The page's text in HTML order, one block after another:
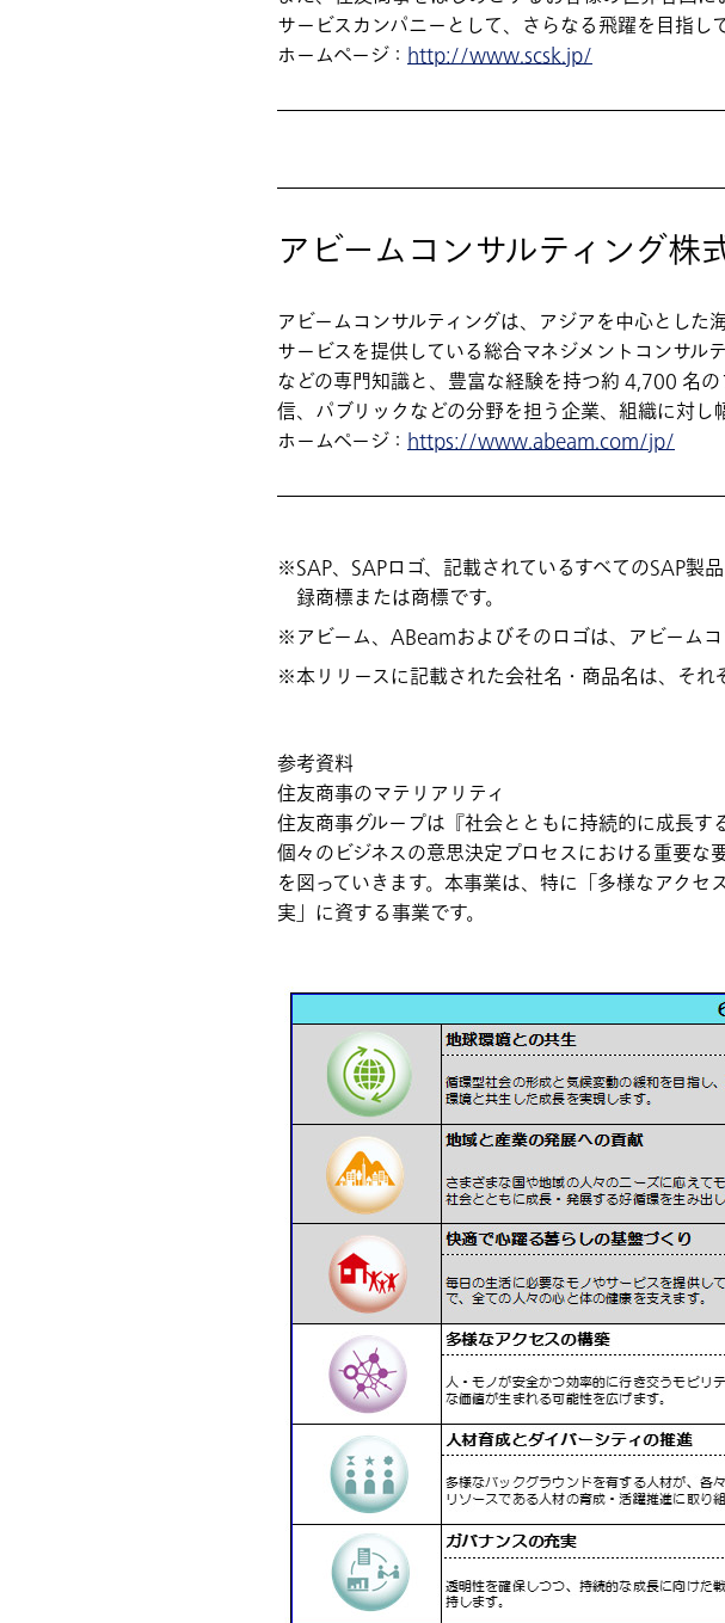
サービスカンパニーとして、さらなる飛躍を目指し
ホームページ： http://www.scsk.jp/
アビームコンサルティング株
アビームコンサルティングは、アジアを中心とした
サービスを提供している総合マネジメントコンサル
などの専門知識と、豊富な経験を持つ約 4,700 名
信、パブリックなどの分野を担う企業、組織に対し
ホームページ： https://www.abeam.com/jp/
SAP、SAPロゴ、記載されているすべてのSAP製
録商標または商標です。
アビーム、ABeamおよびそのロゴは、アビーム
本リリースに記載された会社名・商品名は、それ
参考資料
住友商事のマテリアリティ
住友商事グループは『社会とともに持続的に成長
個々のビジネスの意思決定プロセスにおける重要
を図っていきます。本事業は、特に「多様なアク
実」に資する事業です。